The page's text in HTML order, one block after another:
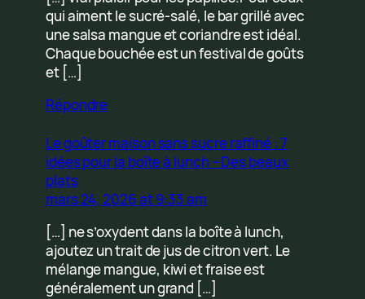
qui aiment le sucré-salé, le bar grillé avec
une salsa mangue et coriandre est idéal.
Chaque bouchée est un festival de goûts
et […]
Répondre
Le goûter maison sans sucre raffiné : 7
idées pour la boîte à lunch – Des beaux
plats
mars 24, 2026 at 9:33 am
[…] ne s’oxydent dans la boîte à lunch,
ajoutez un trait de jus de citron vert. Le
mélange mangue, kiwi et fraise est
généralement un grand […]